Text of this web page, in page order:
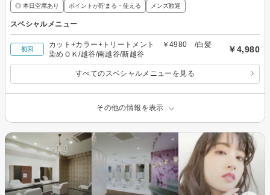
◎ 本日空席あり ポイントが貯まる・使える メンズ歓迎
スペシャルメニュー
初回
カット+カラー+トリートメント ￥4980 /白髪
染めＯＫ/越谷/南越谷/新越谷
￥4,980
すべてのスペシャルメニューを見る
その他の情報を表示